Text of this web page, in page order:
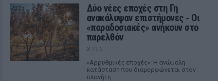
Δύο νέες εποχές στη Γη
ανακάλυψαν επιστήμονες ‑ Oι
«παραδοσιακές» ανήκουν στο
παρελθόν
ΧΤΕΣ
«Αρρυθμικές εποχές»: Η ανώμαλη
κατάσταση που διαμορφώνεται στον
πλανήτη